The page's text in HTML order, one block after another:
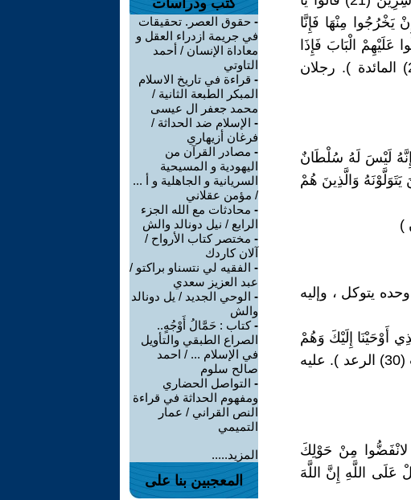
يَخْرُجُوا مِنْهَا فَإِنَّا
عَلَيْهِمْ الْبَابَ فَإِذَا
دَخَلْتُمُوهُ فَإِنَّكُمْ غَالِبُونَ وَعَلَى اللَّهِ فَتَوَكَّلُوا إِنْ كُنتُمْ مُؤْمِنِينَ (23) المائدة ). رجلان
قَرَأْتَ الْقُرْآنَ فَاسْتَعِذْ بِاللَّهِ مِنْ الشَّيْطَانِ الرَّجِيمِ (98) إِنَّهُ لَيْسَ لَهُ سُلْطَانٌ
عَلَى الَّذِينَ يَتَوَلَّوْنَهُ وَالَّذِينَ هُمْ
(10) الشورى ) عليه وحده يتوكل ، وإليه
أَوْحَيْنَا إِلَيْكَ وَهُمْ
يَكْفُرُونَ بِالرَّحْمَنِ قُلْ هُوَ رَبِّي لا إِلَهَ إِلاَّ هُوَ عَلَيْهِ تَوَكَّلْتُ وَإِلَيْهِ مَتَابِ (30) الرعد ). عليه
مِنْ حَوْلِكَ
اللَّهِ إِنَّ اللَّهَ
كتب ودراسات
- حقوق العصر. تحقيقات
في جريمة ازدراء العقل و
معاداة الإنسان / أحمد
التاوتي
- قراءة في تاريخ الاسلام
المبكر الطبعة الثانية /
محمد جعفر ال عيسى
- الإسلام ضد الحداثة /
فرغان أزيهاري
- مصادر القرآن من
اليهودية و المسيحية
السريانية و الجاهلية و أ ...
/ مؤمن عقلاني
- محادثات مع الله الجزء
الرابع / نيل دونالد والش
- مختصر كتاب الأرواح /
آلان كاردك
- الفقيه لي نتسناو براكتو /
عبد العزيز سعدي
- الوحي الجديد / يل دونالد
والش
-كتاب : حَمَّالُ أَوْجُهٍ..
الصراع الطبقي والتأويل
في الإسلام ... / احمد
صالح سلوم
- التواصل الحضاري
ومفهوم الحداثة في قراءة
النص القراني / عمار
التميمي
المزيد.....
المعجبين بنا على